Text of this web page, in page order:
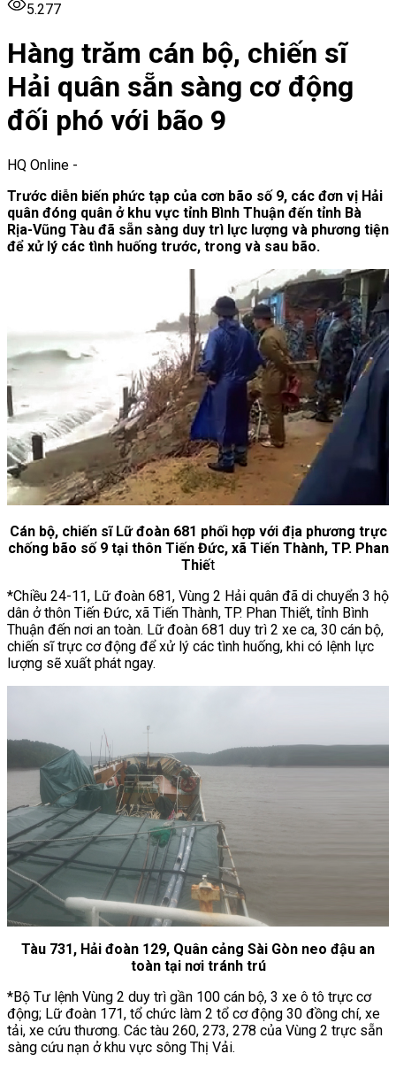
5.277
Hàng trăm cán bộ, chiến sĩ
Hải quân sẵn sàng cơ động
đối phó với bão 9
HQ Online -
Trước diễn biến phức tạp của cơn bão số 9, các đơn vị Hải
quân đóng quân ở khu vực tỉnh Bình Thuận đến tỉnh Bà
Rịa-Vũng Tàu đã sẵn sàng duy trì lực lượng và phương tiện
để xử lý các tình huống trước, trong và sau bão.
Cán bộ, chiến sĩ Lữ đoàn 681 phối hợp với địa phương trực
chống bão số 9 tại thôn Tiến Đức, xã Tiến Thành, TP. Phan
Thiết
*Chiều 24-11, Lữ đoàn 681, Vùng 2 Hải quân đã di chuyển 3 hộ
dân ở thôn Tiến Đức, xã Tiến Thành, TP. Phan Thiết, tỉnh Bình
Thuận đến nơi an toàn. Lữ đoàn 681 duy trì 2 xe ca, 30 cán bộ,
chiến sĩ trực cơ động để xử lý các tình huống, khi có lệnh lực
lượng sẽ xuất phát ngay.
Tàu 731, Hải đoàn 129, Quân cảng Sài Gòn neo đậu an
toàn tại nơi tránh trú
*Bộ Tư lệnh Vùng 2 duy trì gần 100 cán bộ, 3 xe ô tô trực cơ
động; Lữ đoàn 171, tổ chức làm 2 tổ cơ động 30 đồng chí, xe
tải, xe cứu thương. Các tàu 260, 273, 278 của Vùng 2 trực sẵn
sàng cứu nạn ở khu vực sông Thị Vải.